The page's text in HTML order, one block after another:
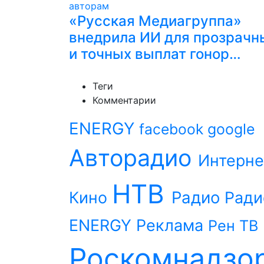
«Русская Медиагруппа»
внедрила ИИ для
и точных выплат гонор…
Теги
Комментарии
ENERGY facebook google
Авторадио
Кино НТВ Радио
ENERGY Реклама Рен ТВ